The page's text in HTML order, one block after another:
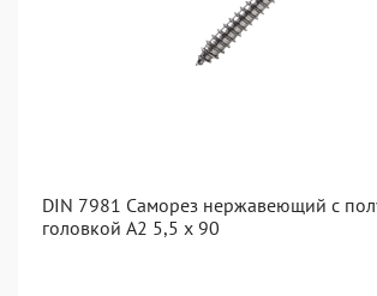
DIN 7981 Саморез нержавеющий с
головкой А2 5,5 x 90